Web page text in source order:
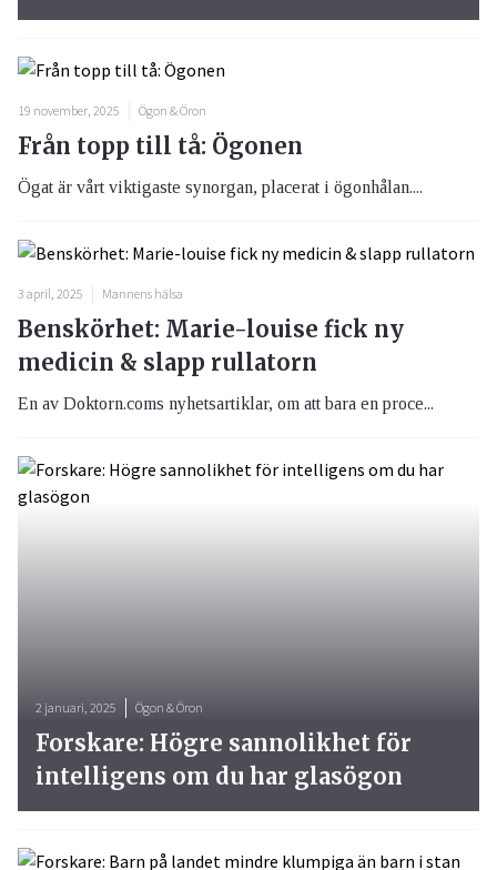
19 november, 2025 Ögon & Öron
Från topp till tå: Ögonen
Ögat är vårt viktigaste synorgan, placerat i ögonhålan....
3 april, 2025 Mannens hälsa
Benskörhet: Marie-louise fick ny
medicin & slapp rullatorn
En av Doktorn.coms nyhetsartiklar, om att bara en proce...
2 januari, 2025 Ögon & Öron
Forskare: Högre sannolikhet för
intelligens om du har glasögon